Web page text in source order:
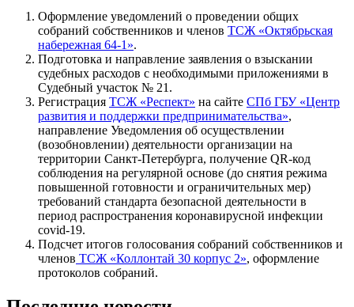
Оформление уведомлений о проведении общих
собраний собственников и членов ТСЖ «Октябрьская
набережная 64-1».
Подготовка и направление заявления о взыскании
судебных расходов с необходимыми приложениями в
Судебный участок № 21.
Регистрация ТСЖ «Респект» на сайте СПб ГБУ «Центр
развития и поддержки предпринимательства»,
направление Уведомления об осуществлении
(возобновлении) деятельности организации на
территории Санкт-Петербурга, получение QR-код
соблюдения на регулярной основе (до снятия режима
повышенной готовности и ограничительных мер)
требований стандарта безопасной деятельности в
период распространения коронавирусной инфекции
covid-19.
Подсчет итогов голосования собраний собственников и
членов ТСЖ «Коллонтай 30 корпус 2», оформление
протоколов собраний.